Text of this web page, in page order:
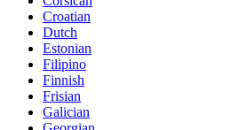
Croatian
Dutch
Estonian
Filipino
Finnish
Frisian
Galician